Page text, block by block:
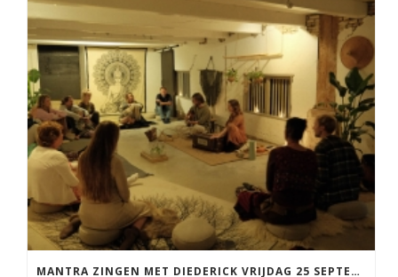
MANTRA ZINGEN MET DIEDERICK VRIJDAG 25 SEPTEMBER EN 20 NOVEMBER